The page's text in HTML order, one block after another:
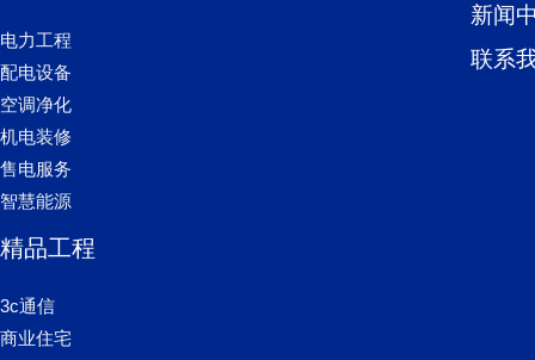
电力工程
配电设备
空调净化
机电装修
售电服务
智慧能源
精品工程
3c通信
商业住宅
新闻
联系